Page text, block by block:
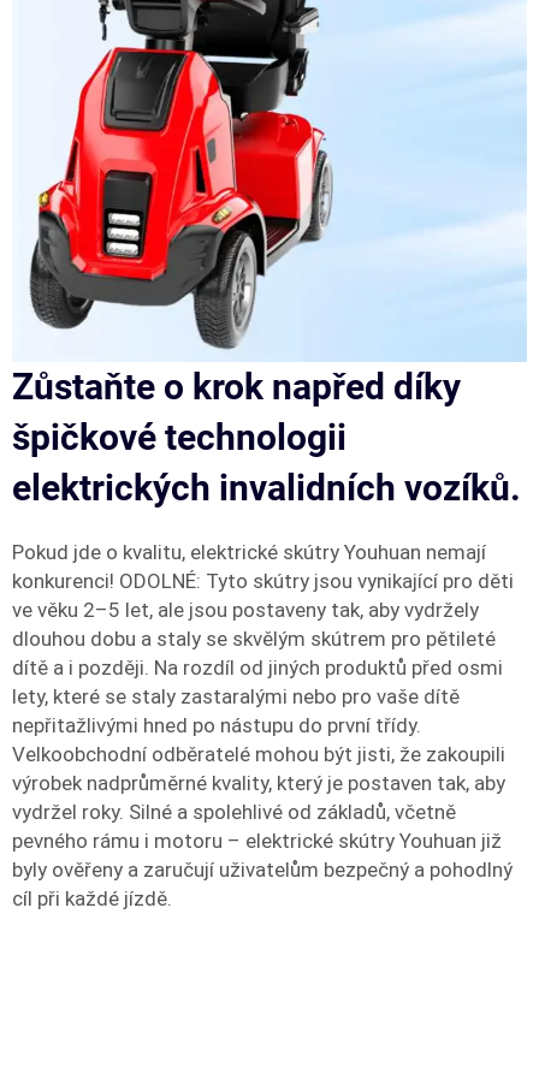
Zůstaňte o krok napřed díky
špičkové technologii
elektrických invalidních vozíků.
Pokud jde o kvalitu, elektrické skútry Youhuan nemají
konkurenci! ODOLNÉ: Tyto skútry jsou vynikající pro děti
ve věku 2–5 let, ale jsou postaveny tak, aby vydržely
dlouhou dobu a staly se skvělým skútrem pro pětileté
dítě a i později. Na rozdíl od jiných produktů před osmi
lety, které se staly zastaralými nebo pro vaše dítě
nepřitažlivými hned po nástupu do první třídy.
Velkoobchodní odběratelé mohou být jisti, že zakoupili
výrobek nadprůměrné kvality, který je postaven tak, aby
vydržel roky. Silné a spolehlivé od základů, včetně
pevného rámu i motoru – elektrické skútry Youhuan již
byly ověřeny a zaručují uživatelům bezpečný a pohodlný
cíl při každé jízdě.